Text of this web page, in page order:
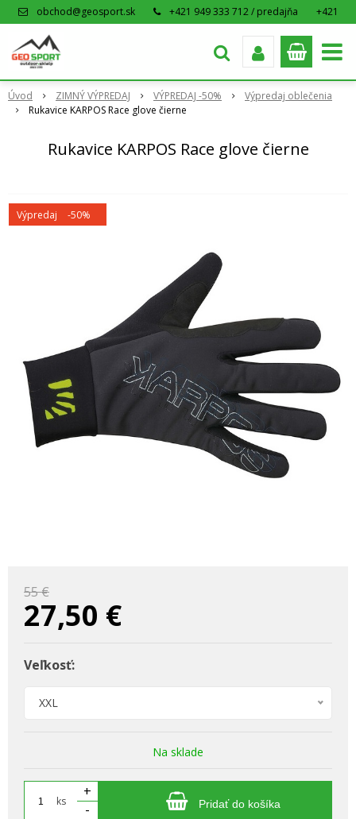
obchod@geosport.sk +421 949 333 712 / predajňa
+421
Úvod ZIMNÝ VÝPREDAJ VÝPREDAJ -50%
Výpredaj oblečenia
Rukavice KARPOS Race glove čierne
Rukavice KARPOS Race glove čierne
Výpredaj -50%
55 €
27,50 €
Veľkosť:
XXL
Na sklade
ks
+
-
Pridať do košíka